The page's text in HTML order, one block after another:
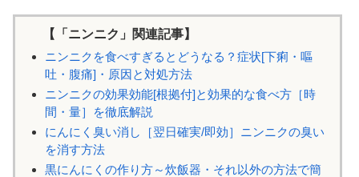
【「ニンニク」関連記事】
ニンニクを食べすぎるとどうなる？症状[下痢・嘔
吐・腹痛]・原因と対処方法
ニンニクの効果効能[根拠付]と効果的な食べ方［時
間・量］を徹底解説
にんにく臭い消し［翌日確実/即効］ニンニクの臭い
を消す方法
黒にんにくの作り方～炊飯器・それ以外の方法で簡